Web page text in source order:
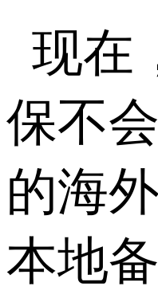
现在
保不
的海
本地